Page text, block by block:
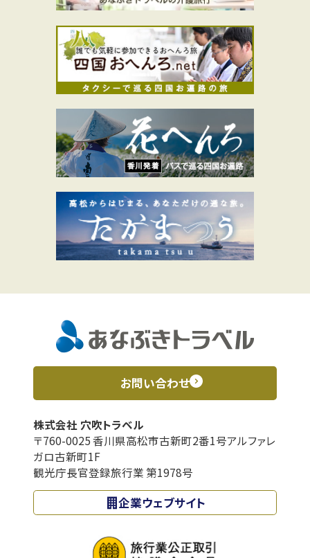
お問い合わせ
株式会社 穴吹トラベル
〒760-0025 香川県高松市古新町2番1号アルファレ
ガロ古新町1F
観光庁長官登録旅行業 第1978号
企業ウェブサイト